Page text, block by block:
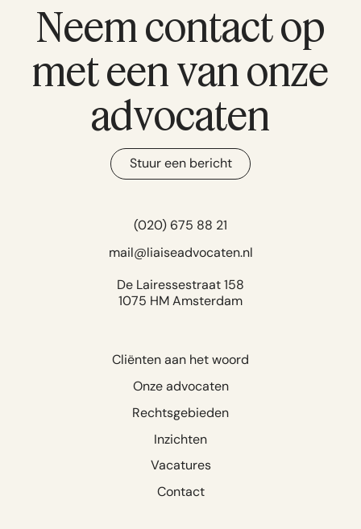
Neem contact op
met een van onze
advocaten
Stuur een bericht
(020) 675 88 21
mail@liaiseadvocaten.nl
De Lairessestraat 158
1075 HM Amsterdam
Cliënten aan het woord
Onze advocaten
Rechtsgebieden
Inzichten
Vacatures
Contact